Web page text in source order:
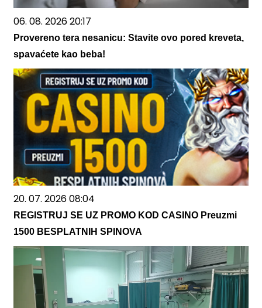
06. 08. 2026 20:17
Provereno tera nesanicu: Stavite ovo pored kreveta,
spavaćete kao beba!
20. 07. 2026 08:04
REGISTRUJ SE UZ PROMO KOD CASINO Preuzmi
1500 BESPLATNIH SPINOVA